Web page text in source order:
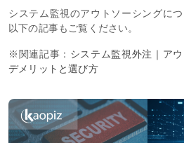
システム監視のアウトソーシングに
以下の記事もご覧ください。
※関連記事： システム監視外注｜ア
デメリットと選び方